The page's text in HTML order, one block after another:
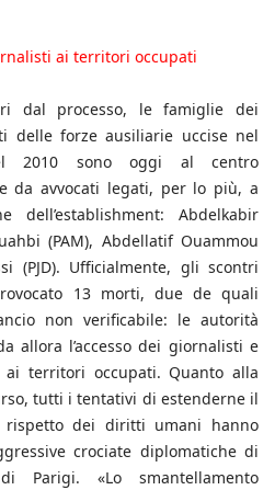
ai territori occupati
dal processo, le famiglie dei
delle forze ausiliarie uccise nel
2010 sono oggi al centro
da avvocati legati, per lo più, a
dell’establishment: Abdelkabir
(PAM), Abdellatif Ouammou
(PJD). Ufficialmente, gli scontri
13 morti, due de quali
non verificabile: le autorità
allora l’accesso dei giornalisti e
territori occupati. Quanto alla
tutti i tentativi di estenderne il
rispetto dei diritti umani hanno
crociate diplomatiche di
Parigi. «Lo smantellamento